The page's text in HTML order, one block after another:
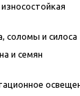
соломы и силоса
и семян